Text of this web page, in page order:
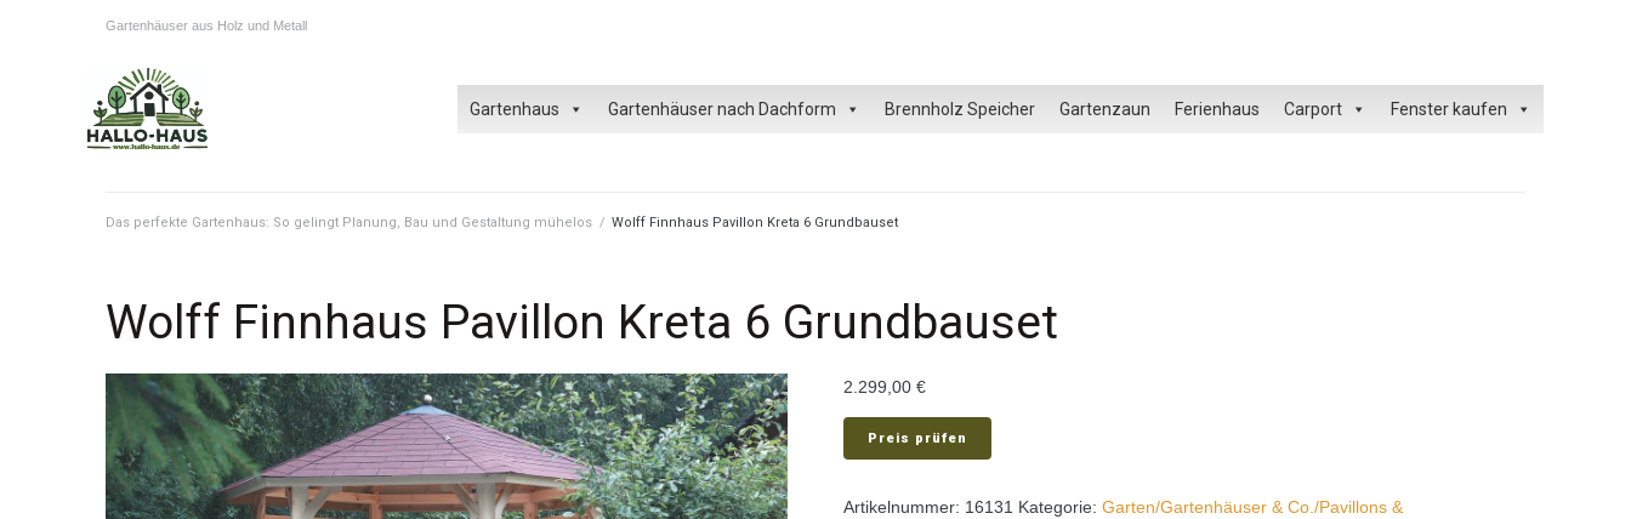
Gartenhäuser aus Holz und Metall
Gartenhaus Gartenhäuser nach Dachform Brennholz Speicher Gartenzaun Ferienhaus Carport Fenster kaufen
Das perfekte Gartenhaus: So gelingt Planung, Bau und Gestaltung mühelos / Wolff Finnhaus Pavillon Kreta 6 Grundbauset
Wolff Finnhaus Pavillon Kreta 6 Grundbauset
2.299,00€
Preis prüfen
Artikelnummer: 16131 Kategorie:Garten/Gartenhäuser & Co./Pavillons &